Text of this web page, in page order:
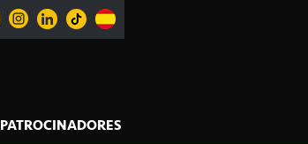
PATROCINADORES